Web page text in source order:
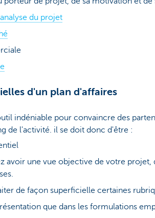
du projet
d'un plan d'affaires
indéniable pour convaincre des
de l'activité. il se doit donc d'être :
avoir une vue objective de votre projet,
de façon superficielle certaines
que dans les formulations